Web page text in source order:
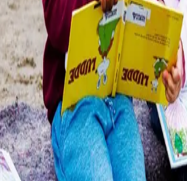
Norske Serier
| Postadresse:
0055 Oslo | Besøksadresse:
KONTAKT OSS
Kundeservice
Min side
INFORMASJON